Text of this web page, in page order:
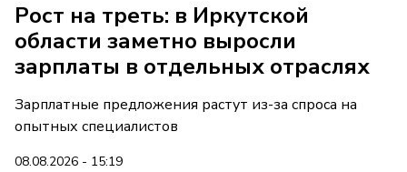
Рост на треть: в Иркутской
области заметно выросли
зарплаты в отдельных отраслях
Зарплатные предложения растут из-за спроса на
опытных специалистов
08.08.2026 - 15:19